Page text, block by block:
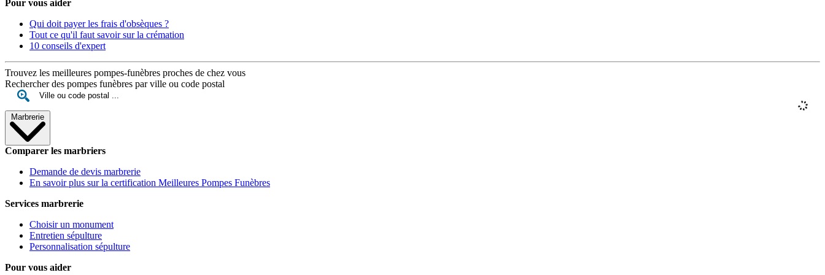
Pour vous aider
Qui doit payer les frais d'obsèques ?
Tout ce qu'il faut savoir sur la crémation
10 conseils d'expert
Trouvez les meilleures pompes-funèbres proches de chez vous
Rechercher des pompes funèbres par ville ou code postal
Marbrerie
Comparer les marbriers
Demande de devis marbrerie
En savoir plus sur la certification Meilleures Pompes Funèbres
Services marbrerie
Choisir un monument
Entretien sépulture
Personnalisation sépulture
Pour vous aider